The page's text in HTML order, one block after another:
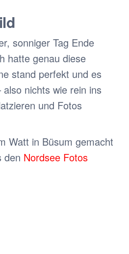
sonniger Tag Ende
hatte genau diese
stand perfekt und es
nichts wie rein ins
und Fotos
Watt in Büsum gemacht
den Nordsee Fotos